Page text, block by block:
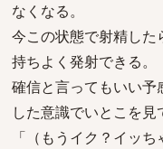
なくなる。
今この状態で射精し
持ちよく発射できる。
確信と言ってもいい予
した意識でいとこを見
「（もうイク？イッち